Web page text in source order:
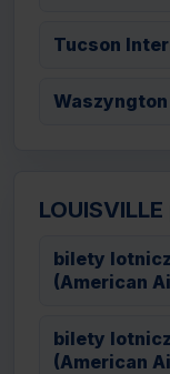
Tucson
bilety
(American
bilety
(American